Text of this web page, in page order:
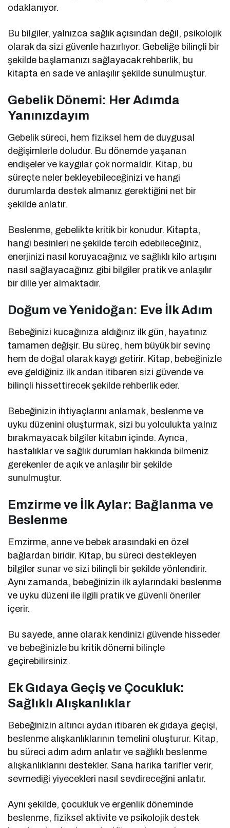
odaklanıyor.
Bu bilgiler, yalnızca sağlık açısından değil, psikolojik
olarak da sizi güvenle hazırlıyor. Gebeliğe bilinçli bir
şekilde başlamanızı sağlayacak rehberlik, bu
kitapta en sade ve anlaşılır şekilde sunulmuştur.
Gebelik Dönemi: Her Adımda
Yanınızdayım
Gebelik süreci, hem fiziksel hem de duygusal
değişimlerle doludur. Bu dönemde yaşanan
endişeler ve kaygılar çok normaldir. Kitap, bu
süreçte neler bekleyebileceğinizi ve hangi
durumlarda destek almanız gerektiğini net bir
şekilde anlatır.
Beslenme, gebelikte kritik bir konudur. Kitapta,
hangi besinleri ne şekilde tercih edebileceğiniz,
enerjinizi nasıl koruyacağınız ve sağlıklı kilo artışını
nasıl sağlayacağınız gibi bilgiler pratik ve anlaşılır
bir dille yer almaktadır.
Doğum ve Yenidoğan: Eve İlk Adım
Bebeğinizi kucağınıza aldığınız ilk gün, hayatınız
tamamen değişir. Bu süreç, hem büyük bir sevinç
hem de doğal olarak kaygı getirir. Kitap, bebeğinizle
eve geldiğiniz ilk andan itibaren sizi güvende ve
bilinçli hissettirecek şekilde rehberlik eder.
Bebeğinizin ihtiyaçlarını anlamak, beslenme ve
uyku düzenini oluşturmak, sizi bu yolculukta yalnız
bırakmayacak bilgiler kitabın içinde. Ayrıca,
hastalıklar ve sağlık durumları hakkında bilmeniz
gerekenler de açık ve anlaşılır bir şekilde
sunulmuştur.
Emzirme ve İlk Aylar: Bağlanma ve
Beslenme
Emzirme, anne ve bebek arasındaki en özel
bağlardan biridir. Kitap, bu süreci destekleyen
bilgiler sunar ve sizi bilinçli bir şekilde yönlendirir.
Aynı zamanda, bebeğinizin ilk aylarındaki beslenme
ve uyku düzeni ile ilgili pratik ve güvenli öneriler
içerir.
Bu sayede, anne olarak kendinizi güvende hisseder
ve bebeğinizle bu kritik dönemi bilinçle
geçirebilirsiniz.
Ek Gıdaya Geçiş ve Çocukluk:
Sağlıklı Alışkanlıklar
Bebeğinizin altıncı aydan itibaren ek gıdaya geçişi,
beslenme alışkanlıklarının temelini oluşturur. Kitap,
bu süreci adım adım anlatır ve sağlıklı beslenme
alışkanlıklarını destekler. Sana harika tarifler verir,
sevmediği yiyecekleri nasıl sevdireceğini anlatır.
Aynı şekilde, çocukluk ve ergenlik döneminde
beslenme, fiziksel aktivite ve psikolojik destek